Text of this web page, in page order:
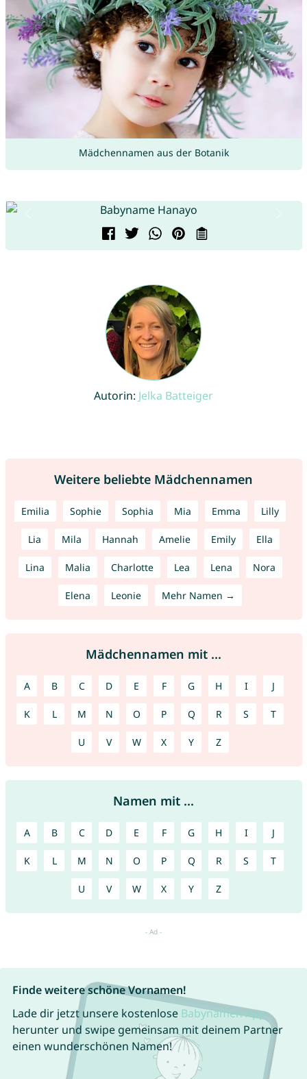
Mädchennamen aus der Botanik
Autorin: Jelka Batteiger
Weitere beliebte Mädchennamen
Emilia Sophie Sophia Mia Emma Lilly
Lia Mila Hannah Amelie Emily Ella
Lina Malia Charlotte Lea Lena Nora
Elena Leonie Mehr Namen →
Mädchennamen mit ...
A B C D E F G H I J
K L M N O P Q R S T
U V W X Y Z
Namen mit ...
A B C D E F G H I J
K L M N O P Q R S T
U V W X Y Z
Finde weitere schöne Vornamen!
Lade dir jetzt unsere kostenlose Babynamen App
herunter und swipe gemeinsam mit deinem Partner
einen wunderschönen Namen!